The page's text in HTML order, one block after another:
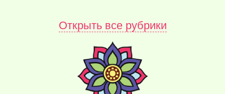
Открыть все рубрики